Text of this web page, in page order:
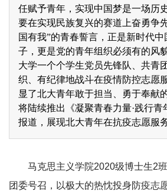
任赋予青年，实现中国梦是一场历
要在实现民族复兴的赛道上奋勇争
国有我”的青春誓言，正是新时代
子，更是党的青年组织必须有的风
大学一个个学生党员先锋队、共青
织、有纪律地战斗在疫情防控志愿
显了北大青年敢于担当、勇于奉献
将陆续推出《凝聚青春力量·践行青
报道，展现北大青年在抗疫志愿服
马克思主义学院2020级博士生2
团委号召，以极大的热忱投身防疫志